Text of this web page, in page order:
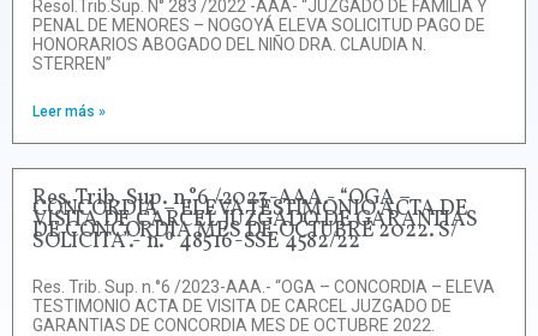
Resol.Trib.Sup. N° 283 /2022 -AAA- “JUZGADO DE FAMILIA Y
PENAL DE MENORES – NOGOYÁ ELEVA SOLICITUD PAGO DE
HONORARIOS ABOGADO DEL NIÑO DRA. CLAUDIA N.
STERREN”
Leer más »
Res. Trib. Sup. n.°6 /2023-AAA.- “OGA –
CONCORDIA – ELEVA TESTIMONIO ACTA DE
VISITA DE CARCEL JUZGADO DE GARANTIAS
DE CONCORDIA MES DE OCTUBRE 2022. S/
SOLICITA”.- n.º 48516-SSE 4582/22
Res. Trib. Sup. n.°6 /2023-AAA.- “OGA – CONCORDIA – ELEVA
TESTIMONIO ACTA DE VISITA DE CARCEL JUZGADO DE
GARANTIAS DE CONCORDIA MES DE OCTUBRE 2022.